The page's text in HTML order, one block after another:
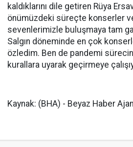
kaldıklarını dile getiren Rüya
önümüzdeki süreçte konserler
sevenlerimizle buluşmaya tam
Salgın döneminde en çok
özledim. Ben de pandemi
kurallara uyarak geçirmeye
Kaynak: (BHA) - Beyaz Haber